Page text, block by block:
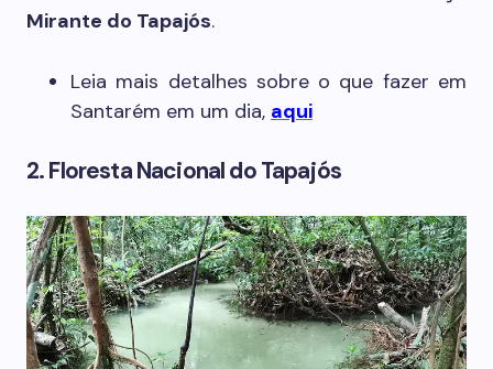
Mirante do Tapajós.
Leia mais detalhes sobre o que fazer em
Santarém em um dia, aqui
2. Floresta Nacional do Tapajós